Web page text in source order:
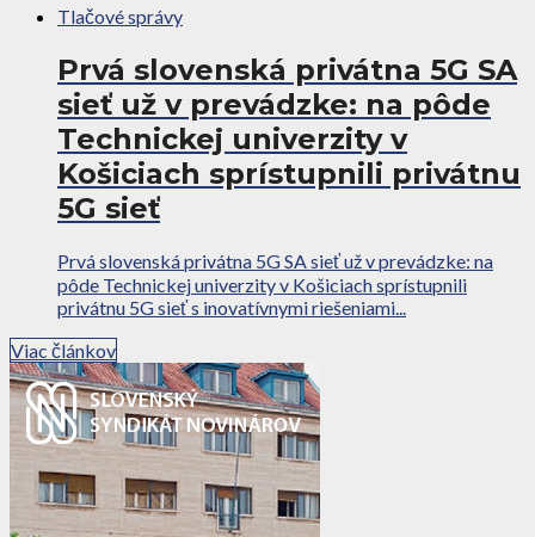
Tlačové správy
Prvá slovenská privátna 5G SA
sieť už v prevádzke: na pôde
Technickej univerzity v
Košiciach sprístupnili privátnu
5G sieť
Prvá slovenská privátna 5G SA sieť už v prevádzke: na
pôde Technickej univerzity v Košiciach sprístupnili
privátnu 5G sieť s inovatívnymi riešeniami...
Viac článkov